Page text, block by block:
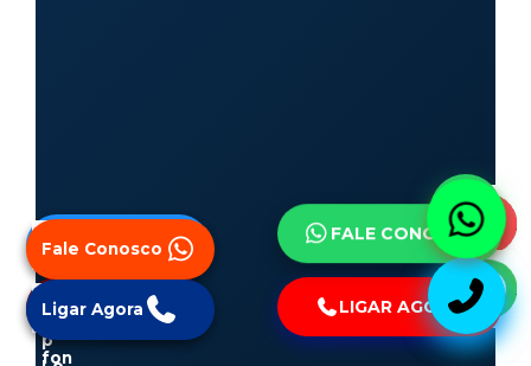
FALE CONOSCO
LIGAR AGORA
Fale Conosco
Ligar Agora
Fale Conosco
Ligar Agora